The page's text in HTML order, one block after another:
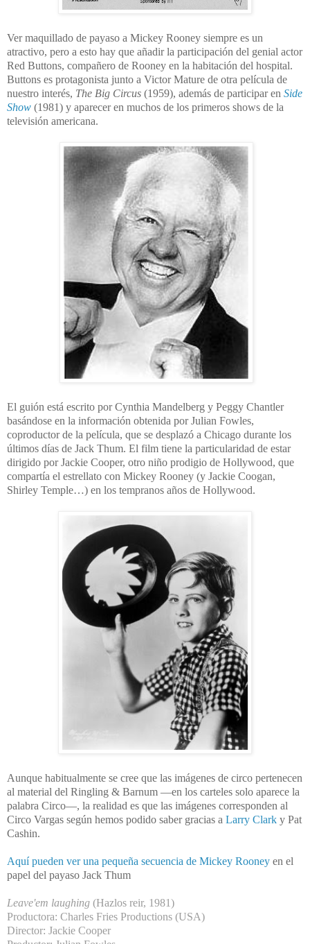
Ver maquillado de payaso a Mickey Rooney siempre es un
atractivo, pero a esto hay que añadir la participación del genial actor
Red Buttons, compañero de Rooney en la habitación del hospital.
Buttons es protagonista junto a Victor Mature de otra película de
nuestro interés, The Big Circus (1959), además de participar en Side
Show (1981) y aparecer en muchos de los primeros shows de la
televisión americana.
El guión está escrito por Cynthia Mandelberg y Peggy Chantler
basándose en la información obtenida por Julian Fowles,
coproductor de la película, que se desplazó a Chicago durante los
últimos días de Jack Thum. El film tiene la particularidad de estar
dirigido por Jackie Cooper, otro niño prodigio de Hollywood, que
compartía el estrellato con Mickey Rooney (y Jackie Coogan,
Shirley Temple…) en los tempranos años de Hollywood.
Aunque habitualmente se cree que las imágenes de circo pertenecen
al material del Ringling & Barnum —en los carteles solo aparece la
palabra Circo—, la realidad es que las imágenes corresponden al
Circo Vargas según hemos podido saber gracias a Larry Clark y Pat
Cashin.
Aquí pueden ver una pequeña secuencia de Mickey Rooney en el
papel del payaso Jack Thum
Leave'em laughing (Hazlos reir, 1981)
Productora: Charles Fries Productions (USA)
Director: Jackie Cooper